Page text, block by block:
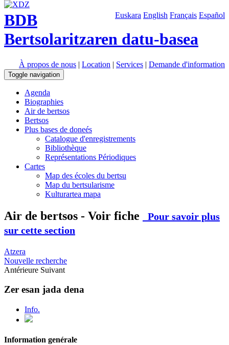
Euskara English Français Español
BDB
Bertsolaritzaren datu-basea
À propos de nous | Location | Services | Demande d'information
Toggle navigation
Agenda
Biographies
Air de bertsos
Bertsos
Plus bases de doneés
Catalogue d'enregistrements
Bibliothèque
Représentations Périodiques
Cartes
Map des écoles du bertsu
Map du bertsularisme
Kulturartea mapa
Air de bertsos - Voir fiche
Pour savoir plus
sur cette section
Atzera
Nouvelle recherche
Antérieure Suivant
Zer esan jada dena
Info.
Information genérale